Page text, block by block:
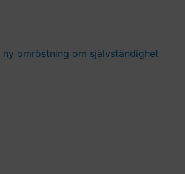
omröstning om självständighet